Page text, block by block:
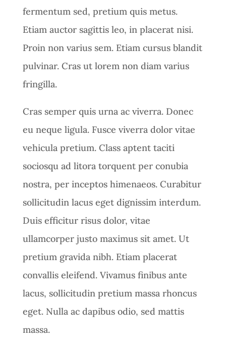
fermentum sed, pretium quis metus.
Etiam auctor sagittis leo, in placerat nisi.
Proin non varius sem. Etiam cursus blandit
pulvinar. Cras ut lorem non diam varius
fringilla.
Cras semper quis urna ac viverra. Donec
eu neque ligula. Fusce viverra dolor vitae
vehicula pretium. Class aptent taciti
sociosqu ad litora torquent per conubia
nostra, per inceptos himenaeos. Curabitur
sollicitudin lacus eget dignissim interdum.
Duis efficitur risus dolor, vitae
ullamcorper justo maximus sit amet. Ut
pretium gravida nibh. Etiam placerat
convallis eleifend. Vivamus finibus ante
lacus, sollicitudin pretium massa rhoncus
eget. Nulla ac dapibus odio, sed mattis
massa.